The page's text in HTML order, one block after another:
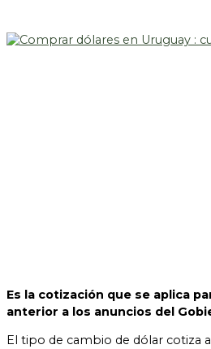
Es la cotización que se aplica
anterior a los anuncios del
El tipo de cambio de dólar cotiza